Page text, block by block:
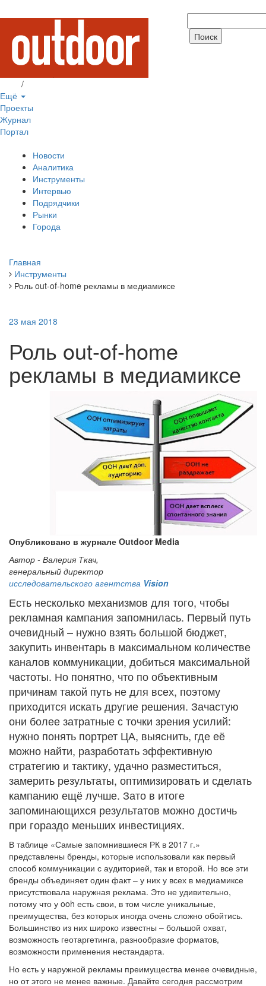
/
Ещё
Проекты
Журнал
Портал
Новости
Аналитика
Инструменты
Интервью
Подрядчики
Рынки
Города
Главная
Инструменты
Роль out-of-home рекламы в медиамиксе
23 мая 2018
Роль out-of-home
рекламы в медиамиксе
Опубликовано в журнале Outdoor Media
Автор - Валерия Ткач,
генеральный директор
исследовательского агентства Vision
Есть несколько механизмов для того, чтобы
рекламная кампания запомнилась. Первый путь
очевидный – нужно взять большой бюджет,
закупить инвентарь в максимальном количестве
каналов коммуникации, добиться максимальной
частоты. Но понятно, что по объективным
причинам такой путь не для всех, поэтому
приходится искать другие решения. Зачастую
они более затратные с точки зрения усилий:
нужно понять портрет ЦА, выяснить, где её
можно найти, разработать эффективную
стратегию и тактику, удачно разместиться,
замерить результаты, оптимизировать и сделать
кампанию ещё лучше. Зато в итоге
запоминающихся результатов можно достичь
при гораздо меньших инвестициях.
В таблице «Самые запомнившиеся РК в 2017 г.»
представлены бренды, которые использовали как первый
способ коммуникации с аудиторией, так и второй. Но все эти
бренды объединяет один факт – у них у всех в медиамиксе
присутствовала наружная реклама. Это не удивительно,
потому что у ooh есть свои, в том числе уникальные,
преимущества, без которых иногда очень сложно обойтись.
Большинство из них широко известны – большой охват,
возможность геотаргетинга, разнообразие форматов,
возможности применения нестандарта.
Но есть у наружной рекламы преимущества менее очевидные,
но от этого не менее важные. Давайте сегодня рассмотрим